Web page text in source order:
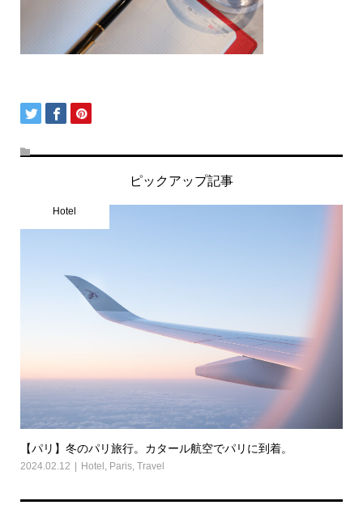
ピックアップ記事
Hotel
【パリ】冬のパリ旅行。カタール航空でパリに到着。
2024.02.12 Hotel , Paris, Travel